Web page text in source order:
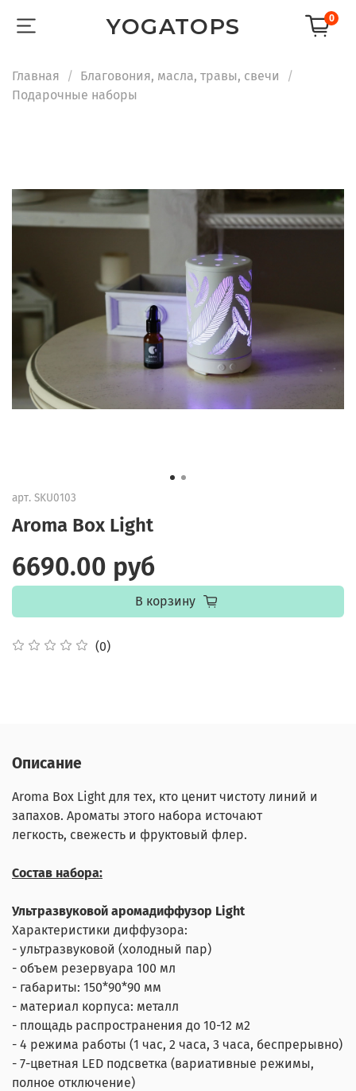
YOGATOPS 0
Главная
Благовония, масла, травы, свечи
Подарочные наборы
арт. SKU0103
Aroma Box Light
(0)
6690.00 руб
В корзину
Описание
Aroma Box Light для тех, кто ценит чистоту линий и
запахов. Ароматы этого набора источают
легкость, свежесть и фруктовый флер.
Состав набора:
Ультразвуковой аромадиффузор Light
Характеристики диффузора:
- ультразвуковой (холодный пар)
- объем резервуара 100 мл
- габариты: 150*90*90 мм
- материал корпуса: металл
- площадь распространения до 10-12 м2
- 4 режима работы (1 час, 2 часа, 3 часа, беспрерывно)
- 7-цветная LED подсветка (вариативные режимы,
полное отключение)